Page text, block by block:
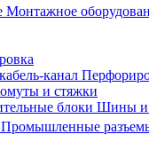
Монтажное
и стяжки
Шины и
Промышленные